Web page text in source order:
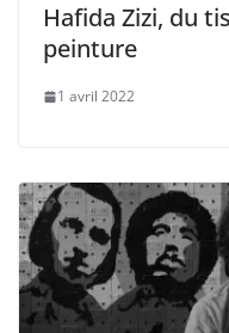
Hafida Zizi, du
peinture
1 avril 2022